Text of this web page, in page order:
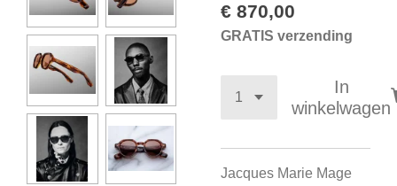
€ 870,00
GRATIS verzending
In
winkelwagen
Jacques Marie Mage